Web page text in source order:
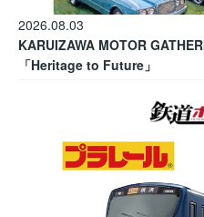
2026.08.03
KARUIZAWA MOTOR
「Heritage to Future」